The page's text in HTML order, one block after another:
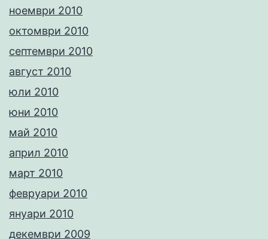
ноември 2010
октомври 2010
септември 2010
август 2010
юли 2010
юни 2010
май 2010
април 2010
март 2010
февруари 2010
януари 2010
декември 2009